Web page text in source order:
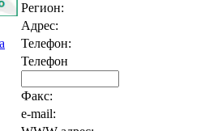
Регион:
Адрес:
Телефон:
Телефон
Факс:
e-mail: